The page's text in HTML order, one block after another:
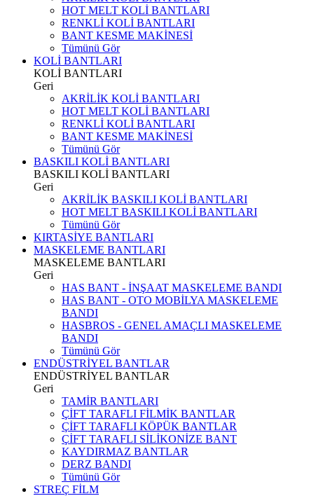
HOT MELT KOLİ BANTLARI
RENKLİ KOLİ BANTLARI
BANT KESME MAKİNESİ
Tümünü Gör
KOLİ BANTLARI
KOLİ BANTLARI
Geri
AKRİLİK KOLİ BANTLARI
HOT MELT KOLİ BANTLARI
RENKLİ KOLİ BANTLARI
BANT KESME MAKİNESİ
Tümünü Gör
BASKILI KOLİ BANTLARI
BASKILI KOLİ BANTLARI
Geri
AKRİLİK BASKILI KOLİ BANTLARI
HOT MELT BASKILI KOLİ BANTLARI
Tümünü Gör
KIRTASİYE BANTLARI
MASKELEME BANTLARI
MASKELEME BANTLARI
Geri
HAS BANT - İNŞAAT MASKELEME BANDI
HAS BANT - OTO MOBİLYA MASKELEME
BANDI
HASBROS - GENEL AMAÇLI MASKELEME
BANDI
Tümünü Gör
ENDÜSTRİYEL BANTLAR
ENDÜSTRİYEL BANTLAR
Geri
TAMİR BANTLARI
ÇİFT TARAFLI FİLMİK BANTLAR
ÇİFT TARAFLI KÖPÜK BANTLAR
ÇİFT TARAFLI SİLİKONİZE BANT
KAYDIRMAZ BANTLAR
DERZ BANDI
Tümünü Gör
STREÇ FİLM